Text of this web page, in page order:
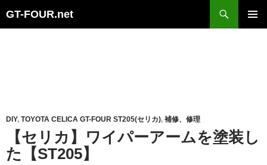
GT-FOUR.net
DIY, TOYOTA CELICA GT-FOUR ST205(セリカ), 補修、修理
【セリカ】ワイパーアームを塗装し
た【ST205】